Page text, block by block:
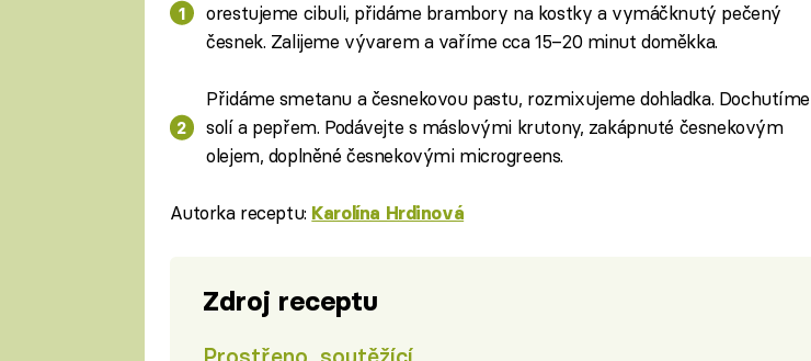
orestujeme cibuli, přidáme brambory na kostky a vymáčknutý pečený
česnek. Zalijeme vývarem a vaříme cca 15–20 minut doměkka.
Přidáme smetanu a česnekovou pastu, rozmixujeme dohladka. Dochutíme
solí a pepřem. Podávejte s máslovými krutony, zakápnuté česnekovým
olejem, doplněné česnekovými microgreens.
Autorka receptu: Karolína Hrdinová
Zdroj receptu